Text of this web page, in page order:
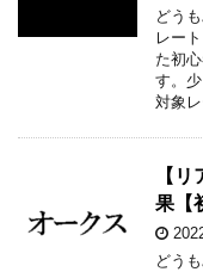
どう
レー
た初
す。
対象
【
果【
どう